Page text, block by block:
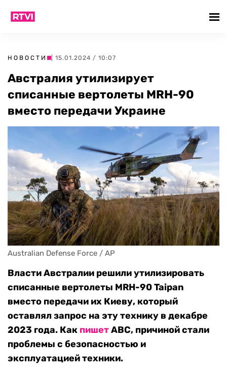
НОВОСТИ | 15.01.2024 / 10:07
Австралия утилизирует
списанные вертолеты MRH-90
вместо передачи Украине
Australian Defense Force / AP
Власти Австралии решили утилизировать
списанные вертолеты MRH-90 Taipan
вместо передачи их Киеву, который
оставлял запрос на эту технику в декабре
2023 года. Как пишетABC, причиной стали
проблемы с безопасностью и
эксплуатацией техники.